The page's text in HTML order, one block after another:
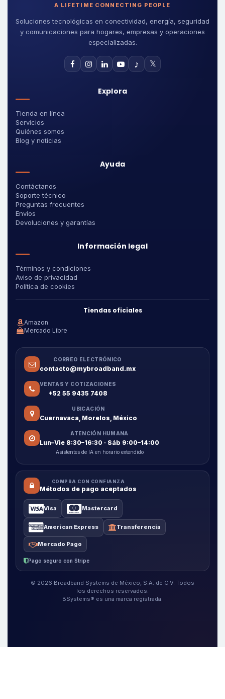
A LIFETIME CONNECTING PEOPLE
Soluciones tecnológicas en conectividad, energía, seguridad
y comunicaciones para hogares, empresas y operaciones
especializadas.
♪ 𝕏
Explora
Tienda en línea
Servicios
Quiénes somos
Blog y noticias
Ayuda
Contáctanos
Soporte técnico
Preguntas frecuentes
Envíos
Devoluciones y garantías
Información legal
Términos y condiciones
Aviso de privacidad
Política de cookies
Tiendas oficiales
Amazon
Mercado Libre
CORREO ELECTRÓNICO
contacto@mybroadband.mx
VENTAS Y COTIZACIONES
+52 55 9435 7408
UBICACIÓN
Cuernavaca, Morelos, México
ATENCIÓN HUMANA
Lun–Vie 8:30–16:30 · Sáb 9:00–14:00
Asistentes de IA en horario extendido
COMPRA CON CONFIANZA
Métodos de pago aceptados
Visa Mastercard
American Express Transferencia
Mercado Pago
Pago seguro con Stripe
© 2026 Broadband Systems de México, S.A. de C.V. Todos
los derechos reservados.
BSystems® es una marca registrada.